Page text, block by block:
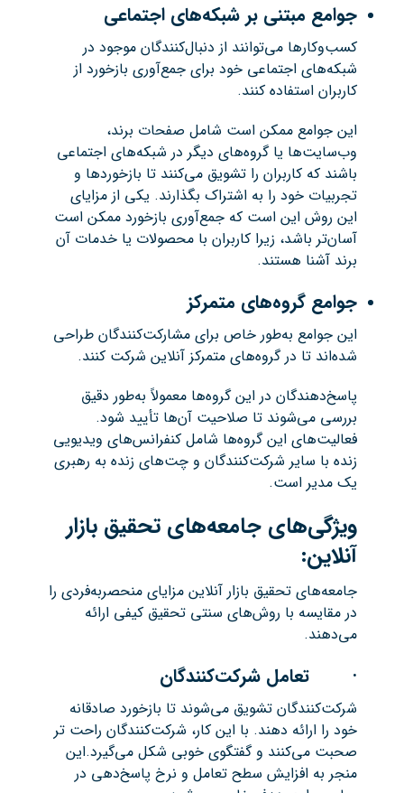
جوامع مبتنی بر شبکه‌های اجتماعی
کسب‌وکارها می‌توانند از دنبال‌کنندگان موجود در
شبکه‌های اجتماعی خود برای جمع‌آوری بازخورد از
کاربران استفاده کنند.
این جوامع ممکن است شامل صفحات برند،
وب‌سایت‌ها یا گروه‌های دیگر در شبکه‌های اجتماعی
باشند که کاربران را تشویق می‌کنند تا بازخوردها و
تجربیات خود را به اشتراک بگذارند. یکی از مزایای
این روش این است که جمع‌آوری بازخورد ممکن است
آسان‌تر باشد، زیرا کاربران با محصولات یا خدمات آن
برند آشنا هستند.
جوامع گروه‌های متمرکز
این جوامع به‌طور خاص برای مشارکت‌کنندگان طراحی
شده‌اند تا در گروه‌های متمرکز آنلاین شرکت کنند.
پاسخ‌دهندگان در این گروه‌ها معمولاً به‌طور دقیق
بررسی می‌شوند تا صلاحیت آن‌ها تأیید شود.
فعالیت‌های این گروه‌ها شامل کنفرانس‌های ویدیویی
زنده با سایر شرکت‌کنندگان و چت‌های زنده به رهبری
یک مدیر است.
ویژگی‌های جامعه‌های تحقیق بازار
آنلاین:
جامعه‌های تحقیق بازار آنلاین مزایای منحصربه‌فردی را
در مقایسه با روش‌های سنتی تحقیق کیفی ارائه
می‌دهند.
· تعامل شرکت‌کنندگان
شرکت‌کنندگان تشویق می‌شوند تا بازخورد صادقانه
خود را ارائه دهند. با این کار، شرکت‌کنندگان راحت تر
صحبت می‌کنند و گفتگوی خوبی شکل می‌گیرد.این
منجر به افزایش سطح تعامل و نرخ پاسخ‌دهی در